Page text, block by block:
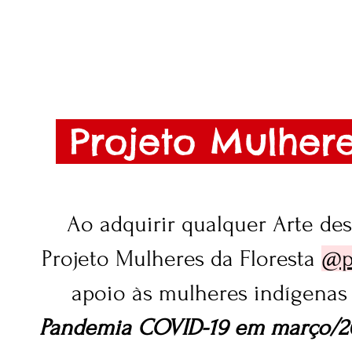
Projeto
Ao adquirir qualquer Arte
Projeto Mulheres da Floresta
apoio às mulheres
Pandemia COVID-19 em